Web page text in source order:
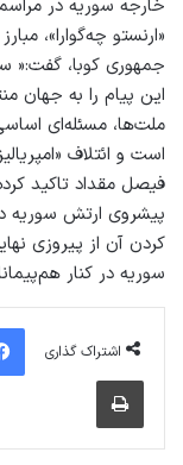
خارجه سوریه در
«ارنستو چه‌گوارا»،
جمهوری کوبا، گفت:«
این پیام را به جهان
ملت‌ها، مسئله‌ای
است و ائتلاف
فیصل مقداد تاکید
پیشروی ارتش سوریه
کردن آن از پیروزی
سوریه در کنار
اشتراک گذاری